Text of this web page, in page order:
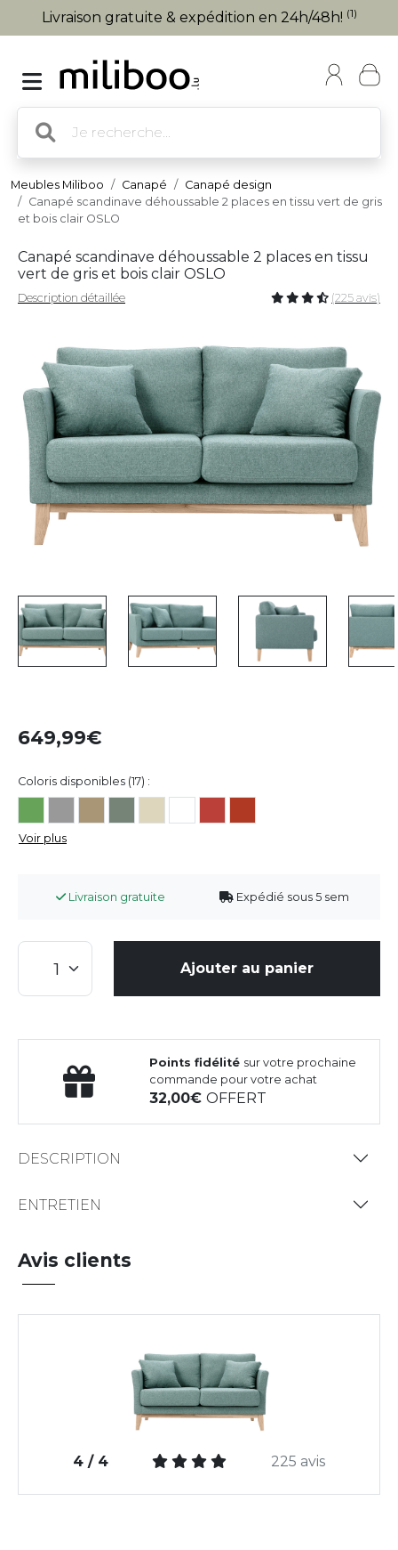
Livraison gratuite & expédition en 24h/48h! (1)
Meubles Miliboo Canapé
Canapé design
Canapé scandinave déhoussable 2 places en tissu vert de gris
et bois clair OSLO
Canapé scandinave déhoussable 2 places en tissu
vert de gris et bois clair OSLO
Description détaillée (225 avis)
649,99
Coloris disponibles (17) :
Voir plus
Livraison gratuite Expédié sous 5 sem
Ajouter au panier
Points fidélité sur votre prochaine
commande pour votre achat
32,00OFFERT
DESCRIPTION
ENTRETIEN
Avis clients
4 / 4 225 avis